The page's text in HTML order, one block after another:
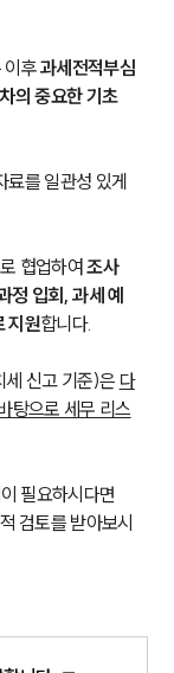
이후 과세전적부심
의 중요한 기초
료를 일관성 있게
협업하여 조사
정 입회, 과세 예
지원합니다.
신고 기준)은 다
탕으로 세무 리스
필요하시다면
검토를 받아보시